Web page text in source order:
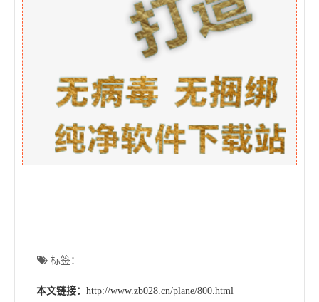
标签：
本文链接： http://www.zb028.cn/plane/800.html